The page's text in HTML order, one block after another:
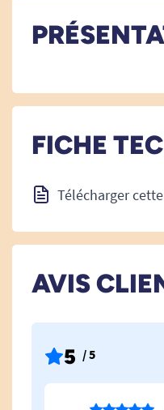
FICHE
Télécharger
AVIS
5 / 5